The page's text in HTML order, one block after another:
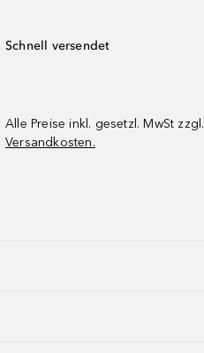
Schnell versendet
Alle Preise inkl. gesetzl. MwSt zzgl.
Versandkosten.